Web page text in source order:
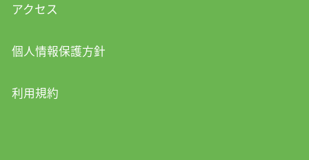
アクセス
個人情報保護方針
利用規約